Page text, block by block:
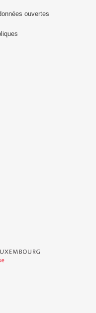
ouvertes
Luxembourg - Service